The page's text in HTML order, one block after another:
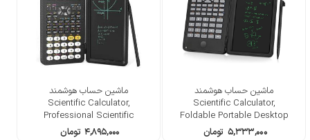
ماشین حساب هوشمند
Scientific Calculator,
Foldable Portable Desktop
Calculator
۵,۳۳۳,۰۰۰ تومان
ماشین حساب هوشمند
Scientific Calculator,
Professional Scientific
Calculators
۴,۸۹۵,۰۰۰ تومان